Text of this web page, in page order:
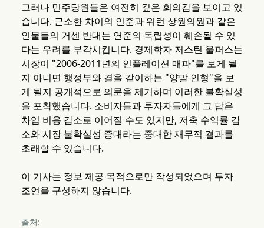
그러나 민주당원들은 여전히 깊은 회의감을 보이고 있
습니다. 근소한 차이의 인준과 워런 상원의원과 같은
인물들의 거센 반대는 연준의 독립성이 훼손될 수 있
다는 우려를 부각시킵니다. 경제학자 저스틴 울퍼스는
시장이 "2006-2011년의 인플레이션 매파"를 보게 될
지 아니면 행정부와 결을 같이하는 "양말 인형"을 보
게 될지 공개적으로 의문을 제기하며 이러한 불확실성
을 포착했습니다. 소비자들과 투자자들에게 그 답은
차입 비용 감소로 이어질 수도 있지만, 저축 수익률 감
소와 시장 불확실성 증대라는 중대한 재무적 결과를
초래할 수 있습니다.
이 기사는 정보 제공 목적으로만 작성되었으며 투자
조언을 구성하지 않습니다.
출처: